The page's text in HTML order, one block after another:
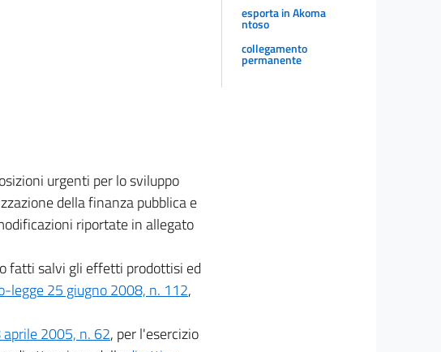
urgenti per lo sviluppo
della finanza pubblica e
riportate in allegato
fatti salvi gli effetti prodottisi ed
legge 25 giugno 2008, n. 112,
2005, n. 62, per l'esercizio
esporta in Akoma
ntoso
collegamento
permanente